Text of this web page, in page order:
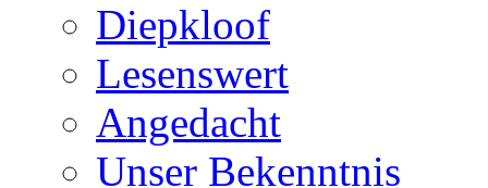
Diepkloof
Lesenswert
Angedacht
Unser Bekenntnis